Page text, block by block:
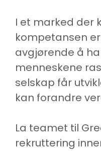
I et marked der
kompetansen
avgjørende å
menneskene
selskap får
kan forandre
La teamet til
rekruttering